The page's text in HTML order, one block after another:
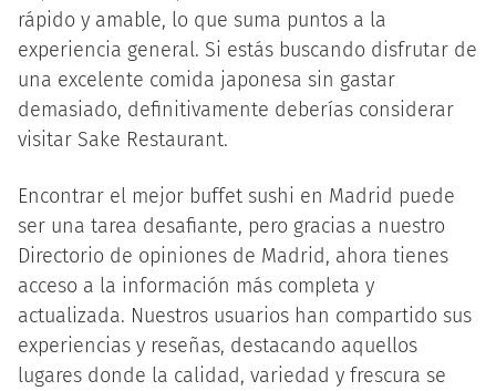
rápido y amable, lo que suma puntos a la
experiencia general. Si estás buscando disfrutar de
una excelente comida japonesa sin gastar
demasiado, definitivamente deberías considerar
visitar Sake Restaurant.
Encontrar el mejor buffet sushi en Madrid puede
ser una tarea desafiante, pero gracias a nuestro
Directorio de opiniones de Madrid, ahora tienes
acceso a la información más completa y
actualizada. Nuestros usuarios han compartido sus
experiencias y reseñas, destacando aquellos
lugares donde la calidad, variedad y frescura se